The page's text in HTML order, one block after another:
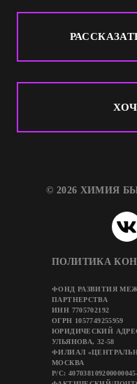
© 2026 ХИМИЯ
ПОЛИТИКА
ФОНД РАЗВИТИЯ
ПАРТНЕРСТВА
ИНН 7705702192
ОГРН 1057749255959
ЮРИДИЧЕСКИЙ
УЛЬЯНОВА, 32-58
ФИЛИАЛ
МОСКВА
Р/C: